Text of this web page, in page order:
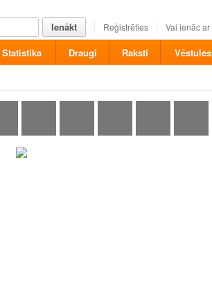
Ienākt Reģistrēties Vai ienāc ar
Statistika Draugi Raksti Vēstules